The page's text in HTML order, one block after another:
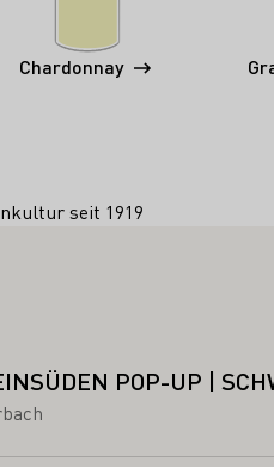
Chardonnay
seit 1919
POP-UP |